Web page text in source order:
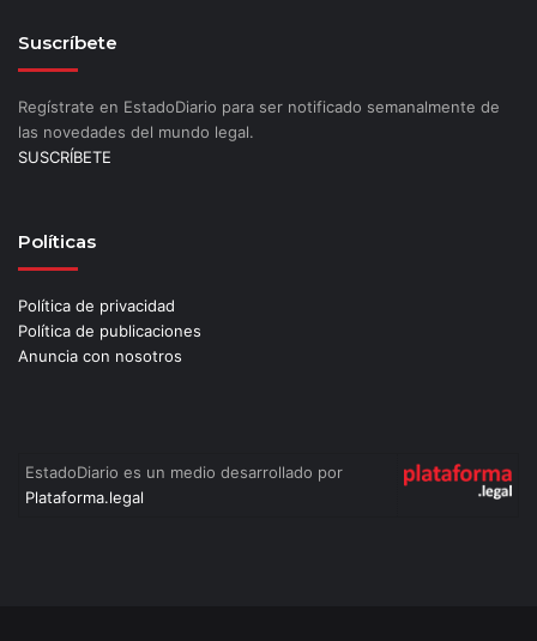
Suscríbete
Regístrate en EstadoDiario para ser notificado semanalmente de
las novedades del mundo legal.
SUSCRÍBETE
Políticas
Política de privacidad
Política de publicaciones
Anuncia con nosotros
EstadoDiario es un medio desarrollado por
Plataforma.legal